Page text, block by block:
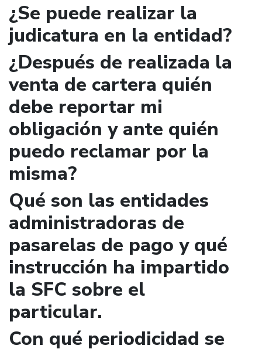
¿Se puede realizar la
judicatura en la entidad?
¿Después de realizada la
venta de cartera quién
debe reportar mi
obligación y ante quién
puedo reclamar por la
misma?
Qué son las entidades
administradoras de
pasarelas de pago y qué
instrucción ha impartido
la SFC sobre el
particular.
Con qué periodicidad se